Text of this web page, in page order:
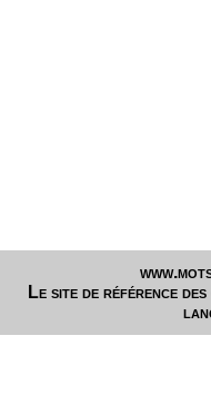
Le site de référence